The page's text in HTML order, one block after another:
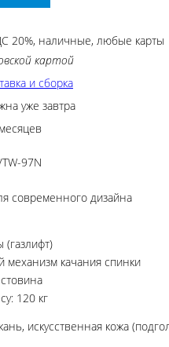
20%, наличные, любые карты
и сборка
уже завтра
97N
современного дизайна
(газлифт)
механизм качания спинки
120 кг
искусственная кожа